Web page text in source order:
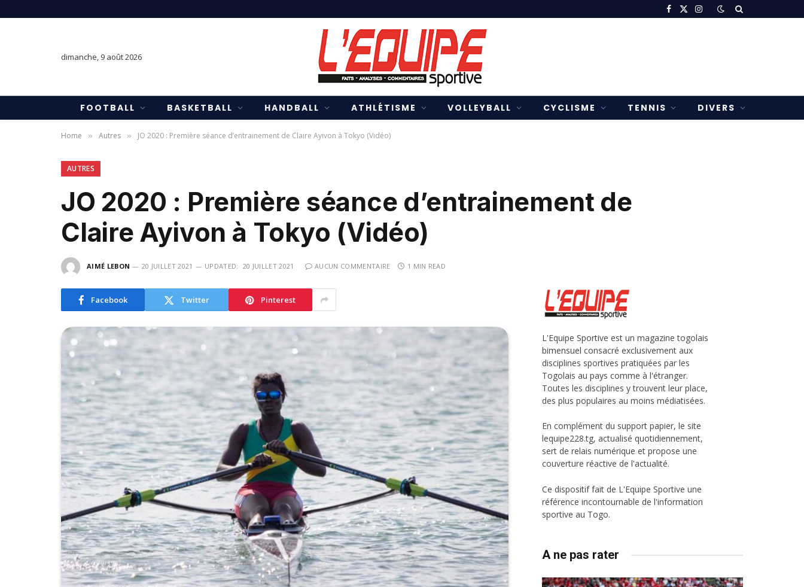
Facebook
X
Instagram
dimanche, 9 août 2026
FOOTBALL BASKETBALL HANDBALL ATHLÉTISME VOLLEYBALL CYCLISME TENNIS DIVERS
Home » Autres » JO 2020 : Première séance d’entrainement de Claire Ayivon à Tokyo (Vidéo)
AUTRES
JO 2020 : Première séance d’entrainement de
Claire Ayivon à Tokyo (Vidéo)
AIMÉ LEBON 20 JUILLET 2021 UPDATED: 20 JUILLET 2021 AUCUN COMMENTAIRE 1 MIN READ
Facebook Twitter Pinterest
L'Equipe Sportive est un magazine togolais
bimensuel consacré exclusivement aux
disciplines sportives pratiquées par les
Togolais au pays comme à l'étranger.
Toutes les disciplines y trouvent leur place,
des plus populaires au moins médiatisées.
En complément du support papier, le site
lequipe228.tg, actualisé quotidiennement,
sert de relais numérique et propose une
couverture réactive de l'actualité.
Ce dispositif fait de L'Equipe Sportive une
référence incontournable de l'information
sportive au Togo.
A ne pas rater